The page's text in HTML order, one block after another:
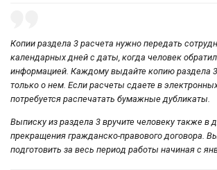
Копии раздела 3 расчета нужно передать
календарных дней с даты, когда человек
информацией. Каждому выдайте копию раздела
только о нем. Если расчеты сдаете в
потребуется распечатать бумажные дубликаты.
Выписку из раздела 3 вручите человеку также в
прекращения гражданско-правового договора.
подготовить за весь период работы начиная с